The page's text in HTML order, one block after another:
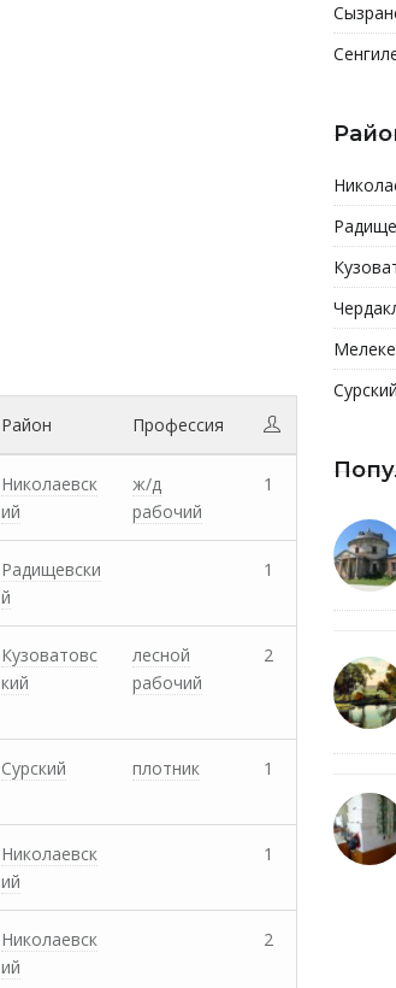
Район Профессия
Николаевск
ий
ж/д
рабочий
1
Радищевски
й
1
Кузоватовс
кий
лесной
рабочий
2
Сурский плотник 1
Николаевск
ий
1
Николаевск
ий
2
Сурский